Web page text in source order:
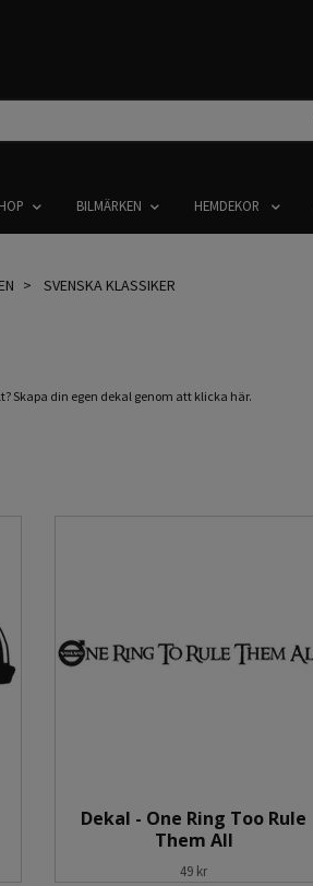
BILMÄRKEN HEMDEKOR
SVENSKA KLASSIKER
Skapa din egen dekal genom att klicka här.
Dekal - One Ring Too Rule
Them All
49 kr